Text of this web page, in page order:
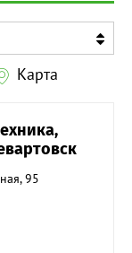
Карта
95